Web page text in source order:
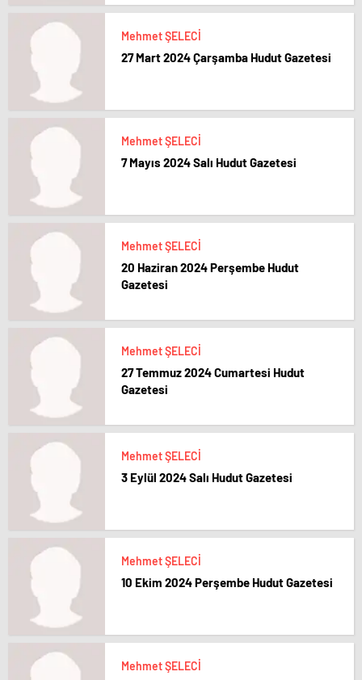
Mehmet ŞELECİ
27 Mart 2024 Çarşamba Hudut Gazetesi
Mehmet ŞELECİ
7 Mayıs 2024 Salı Hudut Gazetesi
Mehmet ŞELECİ
20 Haziran 2024 Perşembe Hudut
Gazetesi
Mehmet ŞELECİ
27 Temmuz 2024 Cumartesi Hudut
Gazetesi
Mehmet ŞELECİ
3 Eylül 2024 Salı Hudut Gazetesi
Mehmet ŞELECİ
10 Ekim 2024 Perşembe Hudut Gazetesi
Mehmet ŞELECİ